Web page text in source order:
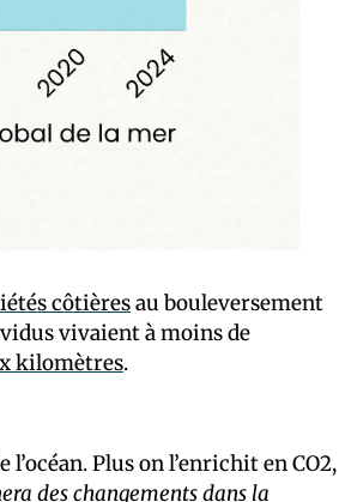
côtièresau bouleversement
vivaient à moins de
kilomètres.
Plus on l’enrichit en CO2,
des changements dans la